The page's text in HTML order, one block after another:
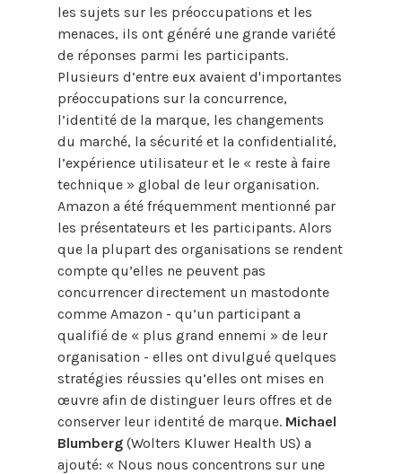
les sujets sur les préoccupations et les
menaces, ils ont généré une grande variété
de réponses parmi les participants.
Plusieurs d’entre eux avaient d'importantes
préoccupations sur la concurrence,
l’identité de la marque, les changements
du marché, la sécurité et la confidentialité,
l’expérience utilisateur et le « reste à faire
technique » global de leur organisation.
Amazon a été fréquemment mentionné par
les présentateurs et les participants. Alors
que la plupart des organisations se rendent
compte qu’elles ne peuvent pas
concurrencer directement un mastodonte
comme Amazon - qu’un participant a
qualifié de « plus grand ennemi » de leur
organisation - elles ont divulgué quelques
stratégies réussies qu’elles ont mises en
œuvre afin de distinguer leurs offres et de
conserver leur identité de marque. Michael
Blumberg (Wolters Kluwer Health US) a
ajouté: « Nous nous concentrons sur une